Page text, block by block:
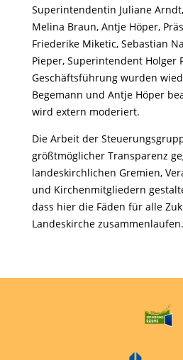
Superintendentin Juliane
Melina Braun, Antje Höper,
Friederike Miketic, Sebastian
Pieper, Superintendent Holger
Geschäftsführung wurden
Begemann und Antje Höper
wird extern moderiert.
Die Arbeit der
größtmöglicher Transparenz
landeskirchlichen Gremien,
und Kirchenmitgliedern
dass hier die Fäden für alle
Landeskirche zusammenlaufen.